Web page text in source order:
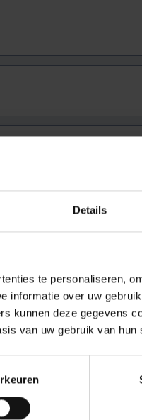
Details
te personaliseren,
informatie over uw
kunnen deze gegevens
van uw gebruik van hun
waar je de fout zag.
studeren-aan-de-vub/alle-